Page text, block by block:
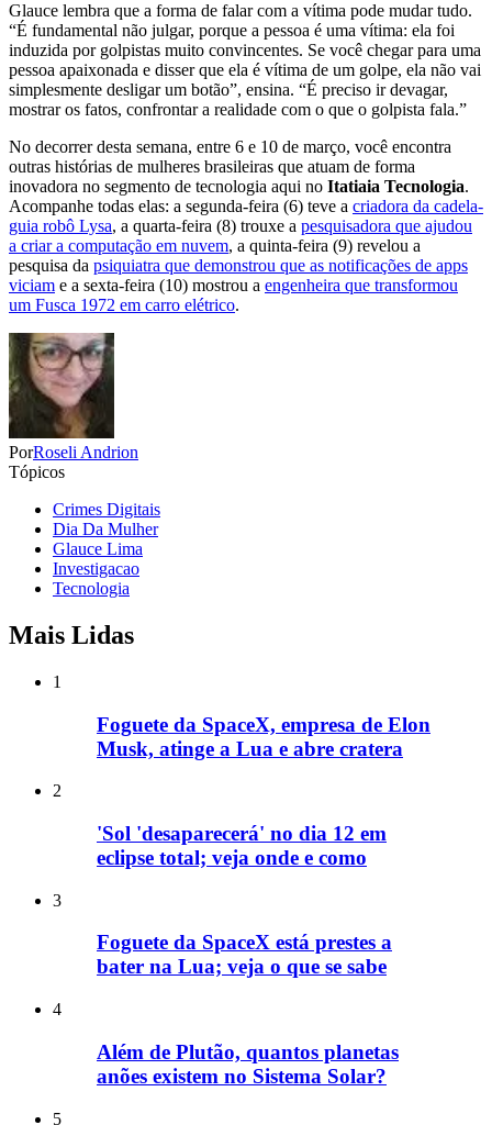
Glauce lembra que a forma de falar com a vítima pode mudar tudo.
“É fundamental não julgar, porque a pessoa é uma vítima: ela foi
induzida por golpistas muito convincentes. Se você chegar para uma
pessoa apaixonada e disser que ela é vítima de um golpe, ela não vai
simplesmente desligar um botão”, ensina. “É preciso ir devagar,
mostrar os fatos, confrontar a realidade com o que o golpista fala.”
No decorrer desta semana, entre 6 e 10 de março, você encontra
outras histórias de mulheres brasileiras que atuam de forma
inovadora no segmento de tecnologia aqui no Itatiaia Tecnologia.
Acompanhe todas elas: a segunda-feira (6) teve a criadora da cadela-
guia robô Lysa, a quarta-feira (8) trouxe a pesquisadora que ajudou
a criar a computação em nuvem, a quinta-feira (9) revelou a
pesquisa da psiquiatra que demonstrou que as notificações de apps
viciam e a sexta-feira (10) mostrou a engenheira que transformou
um Fusca 1972 em carro elétrico.
PorRoseli Andrion
Tópicos
Crimes Digitais
Dia Da Mulher
Glauce Lima
Investigacao
Tecnologia
Mais Lidas
1
Foguete da SpaceX, empresa de Elon
Musk, atinge a Lua e abre cratera
2
'Sol 'desaparecerá' no dia 12 em
eclipse total; veja onde e como
3
Foguete da SpaceX está prestes a
bater na Lua; veja o que se sabe
4
Além de Plutão, quantos planetas
anões existem no Sistema Solar?
5